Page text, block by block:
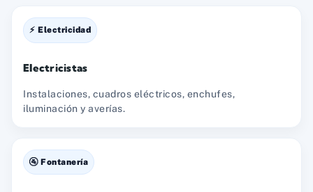
⚡ Electricidad
Electricistas
Instalaciones, cuadros eléctricos, enchufes,
iluminación y averías.
🚰 Fontanería